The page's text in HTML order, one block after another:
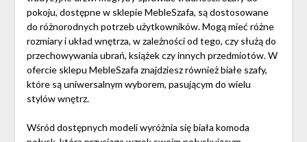
pokoju, dostępne w sklepie MebleSzafa, są dostosowane
do różnorodnych potrzeb użytkowników. Mogą mieć różne
rozmiary i układ wnętrza, w zależności od tego, czy służą do
przechowywania ubrań, książek czy innych przedmiotów. W
ofercie sklepu MebleSzafa znajdziesz również białe szafy,
które są uniwersalnym wyborem, pasującym do wielu
stylów wnętrz.
Wśród dostępnych modeli wyróżnia się biała komoda